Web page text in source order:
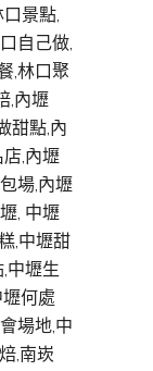
景點,
自己做,
,林口聚
,內壢
甜點,內
,內壢
場,內壢
, 中壢
,中壢甜
中壢生
何處
場地,中
,南崁